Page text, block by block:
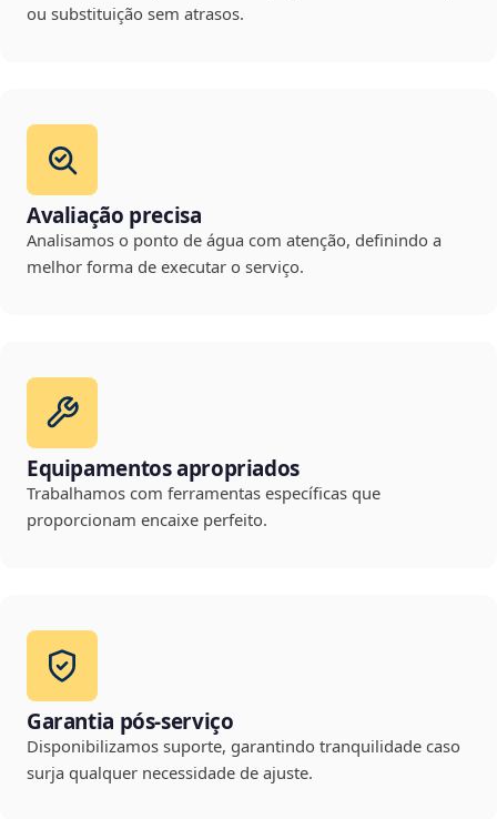
ou substituição sem atrasos.
Avaliação precisa
Analisamos o ponto de água com atenção, definindo a
melhor forma de executar o serviço.
Equipamentos apropriados
Trabalhamos com ferramentas específicas que
proporcionam encaixe perfeito.
Garantia pós-serviço
Disponibilizamos suporte, garantindo tranquilidade caso
surja qualquer necessidade de ajuste.